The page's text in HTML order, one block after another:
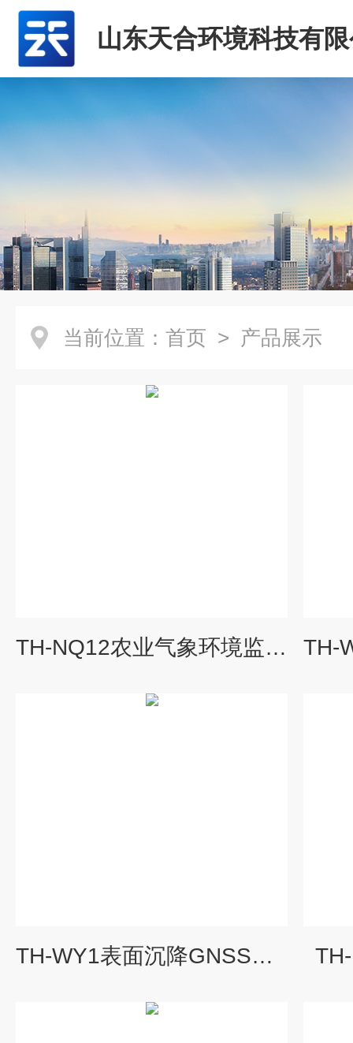
山东天合环境科技有
当前位置： 首页 > 产品展示
TH-NQ12农业气象环境监测系统
TH-WY1表面沉降GNSS位移监测系统